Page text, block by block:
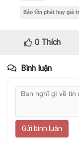
Bảo tồn phát huy giá
0Thích
Bình luận
Gửi bình luận